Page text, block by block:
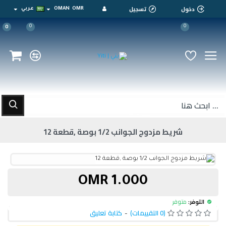
دخول تسجيل OMR
OMAN عربي
0
0
0
شريط مزدوج الجوانب 1/2 بوصة ,قطعة 12
التوفر: متوفر
(0 التقييمات) - كتابة تعليق
1.000 OMR